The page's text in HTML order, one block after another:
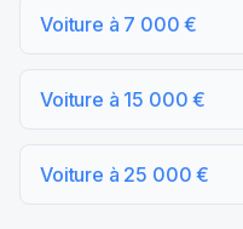
Voiture à 7 000 €
Voiture à 15 000 €
Voiture à 25 000 €